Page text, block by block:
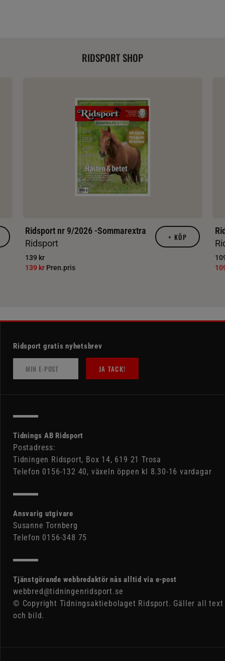
RIDSPORT SHOP
Ridsport nr 9/2026 -Sommarextra
Ridsport
139 kr
139 kr Pren.pris
+ KÖP
Ridsport gratis nyhetsbrev
JA TACK!
Tidnings AB Ridsport
Postadress:
Tidningen Ridsport, Box 14, 619 21 Trosa
Telefon 0156-132 40, växeln öppen kl 8.30-16 vardagar
Ansvarig utgivare
Susanne Tornberg
Telefon 0156-348 75
Tjänstgörande webbredaktör nås alltid via e-post
webbred@tidningenridsport.se
© Copyright Tidningsaktiebolaget Ridsport. Gäller all text
och bild.